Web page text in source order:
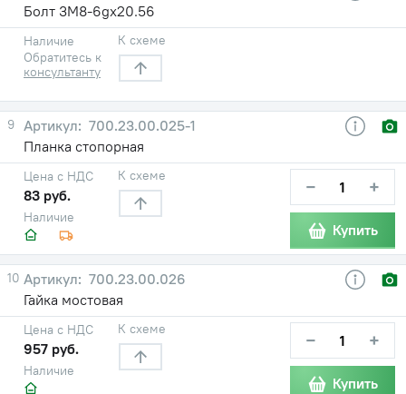
Болт 3М8-6gх20.56
Наличие
Обратитесь к
консультанту
К схеме
9
700.23.00.025-1
Планка стопорная
Наличие
Цена с НДС
83 руб.
К схеме − +
Купить
10
700.23.00.026
Гайка мостовая
Наличие
Цена с НДС
957 руб.
К схеме − +
Купить